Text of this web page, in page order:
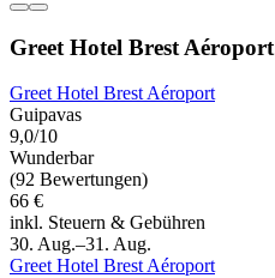
Greet Hotel Brest Aéroport
Greet Hotel Brest Aéroport
Guipavas
9,0/10
Wunderbar
(92 Bewertungen)
66 €
inkl. Steuern & Gebühren
30. Aug.–31. Aug.
Greet Hotel Brest Aéroport